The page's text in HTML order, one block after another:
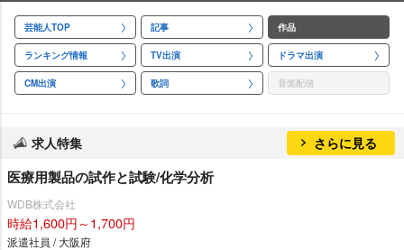
芸能人TOP 記事 作品
ランキング情報 TV出演 ドラマ出演
CM出演 歌詞 音楽配信
求人特集 さらに見る
医療用製品の試作と試験/化学分析
WDB株式会社
時給1,600円～1,700円
派遣社員 / 大阪府